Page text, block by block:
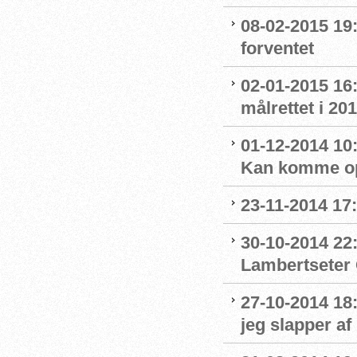
08-02-2015
forventet
02-01-2015
målrettet i
01-12-2014
Kan komme
23-11-2014
30-10-2014
Lambertseter
27-10-2014
jeg slapper af